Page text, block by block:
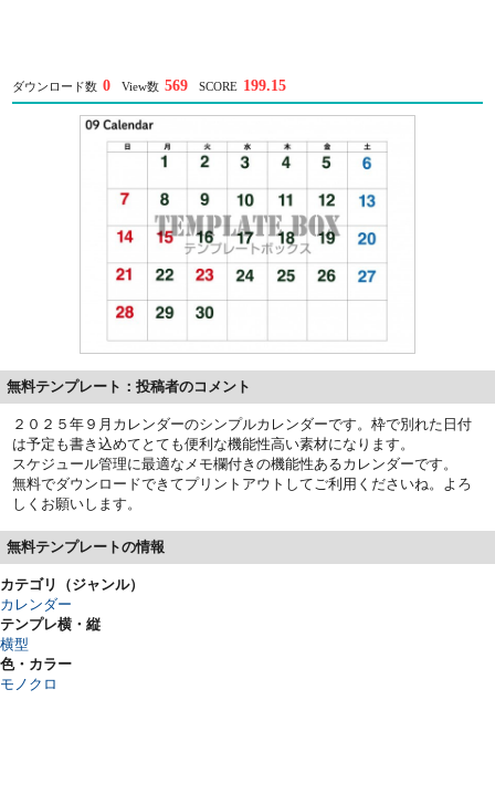
ダウンロード数 0 View数 569 SCORE 199.15
無料テンプレート：投稿者のコメント
２０２５年９月カレンダーのシンプルカレンダーです。枠で別れた日付
は予定も書き込めてとても便利な機能性高い素材になります。
スケジュール管理に最適なメモ欄付きの機能性あるカレンダーです。
無料でダウンロードできてプリントアウトしてご利用くださいね。よろ
しくお願いします。
無料テンプレートの情報
カテゴリ（ジャンル）
カレンダー
テンプレ横・縦
横型
色・カラー
モノクロ